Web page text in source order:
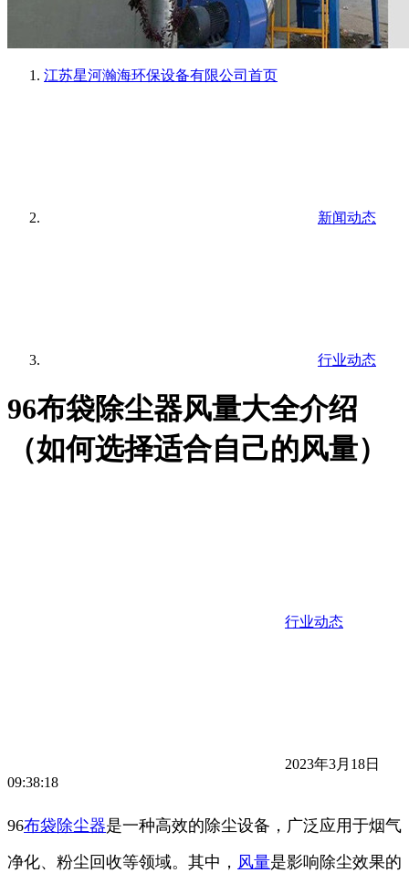
江苏星河瀚海环保设备有限公司 首页
新闻动态
行业动态
96布袋除尘器风量大全介绍
（如何选择适合自己的风量）
行业动态
2023年3月18日
09:38:18
96布袋除尘器是一种高效的除尘设备，广泛应用于烟气
净化、粉尘回收等领域。其中， 风量是影响除尘效果的